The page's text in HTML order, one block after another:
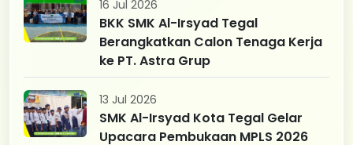
16 Jul 2026
BKK SMK Al-Irsyad Tegal
Berangkatkan Calon Tenaga Kerja
ke PT. Astra Grup
13 Jul 2026
SMK Al-Irsyad Kota Tegal Gelar
Upacara Pembukaan MPLS 2026